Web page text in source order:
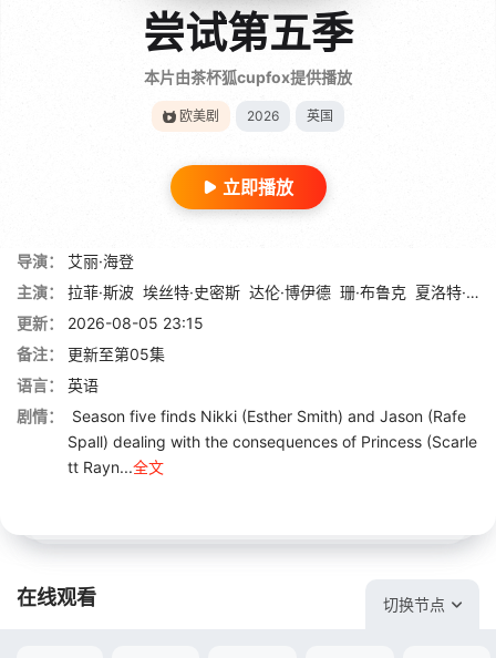
尝试第五季
本片由茶杯狐cupfox提供播放
欧美剧 2026 英国
立即播放
导演：
艾丽·海登
主演：
拉菲·斯波 埃丝特·史密斯 达伦·博伊德 珊·布鲁克 夏洛特·莱利
更新：
2026-08-05 23:15
备注：
更新至第05集
语言：
英语
剧情：
Season five finds Nikki (Esther Smith) and Jason (Rafe
Spall) dealing with the consequences of Princess (Scarle
tt Rayn...全文
在线观看 切换节点